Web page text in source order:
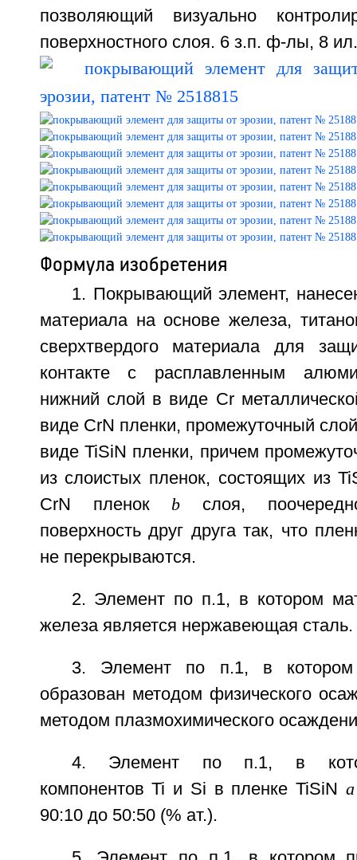
позволяющий визуально
поверхностного слоя. 6 з.п. ф-лы, 8
Формула изобретения
1. Покрывающий элемент,
материала на основе железа,
сверхтвердого материала для
контакте с расплавленным
нижний слой в виде Cr
виде CrN пленки, промежуточный
виде TiSiN пленки, причем
из слоистых пленок, состоящих из
CrN пленок b слоя,
поверхность друг друга так, что
не перекрываются.
2. Элемент по п.1, в котором
железа является нержавеющая сталь.
3. Элемент по п.1, в
образован методом физического
методом плазмохимического
4. Элемент по п.1, в
компонентов Ti и Si в пленке TiSiN а
90:10 до 50:50 (% ат.).